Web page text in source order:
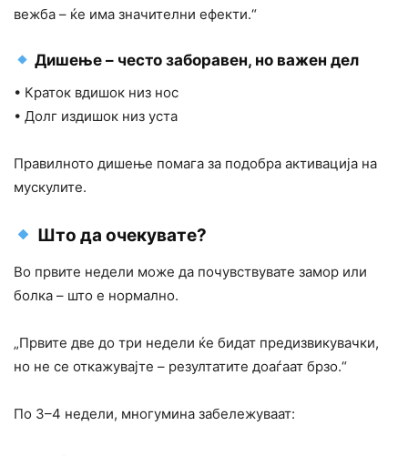
вежба – ќе има значителни ефекти.“
Дишење – често заборавен, но важен дел
• Краток вдишок низ нос
• Долг издишок низ уста
Правилното дишење помага за подобра активација на
мускулите.
Што да очекувате?
Во првите недели може да почувствувате замор или
болка – што е нормално.
„Првите две до три недели ќе бидат предизвикувачки,
но не се откажувајте – резултатите доаѓаат брзо.“
По 3–4 недели, многумина забележуваат: